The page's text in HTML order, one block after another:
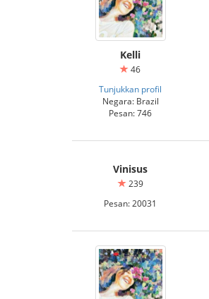
Kelli
46
Tunjukkan profil
Negara: Brazil
Pesan: 746
Vinisus
239
Pesan: 20031